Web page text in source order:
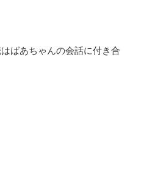
ばあちゃんの会話に付き合